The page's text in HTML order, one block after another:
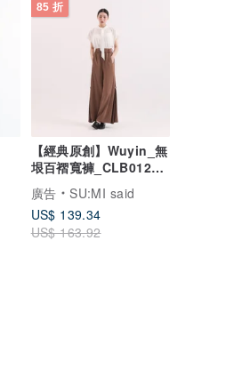
85 折
【經典原創】Wuyin_無
垠百褶寬褲_CLB012_
棕
廣告
SU:MI said
US$ 139.34
US$ 163.92